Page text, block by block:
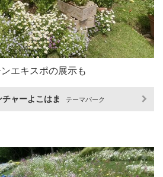
エキスポの展示も
ャーよこはま テーマパーク